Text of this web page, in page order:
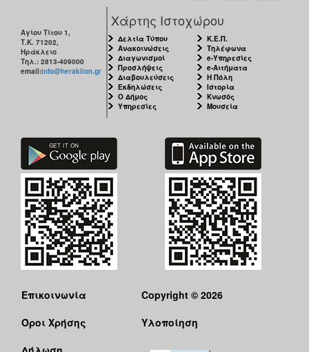
Αγίου Τίτου 1,
Τ.Κ. 71202,
Ηράκλειο
Τηλ.: 2813-409000
email:info@heraklion.gr
Χάρτης Ιστοχώρου
Δελτία Τύπου
Ανακοινώσεις
Διαγωνισμοί
Προσλήψεις
Διαβουλεύσεις
Εκδηλώσεις
Ο Δήμος
Υπηρεσίες
Κ.Ε.Π.
Τηλέφωνα
e-Υπηρεσίες
e-Αιτήματα
Η Πόλη
Ιστορία
Κνωσός
Μουσεία
Επικοινωνία
Όροι Χρήσης
Copyright © 2026
Υλοποίηση